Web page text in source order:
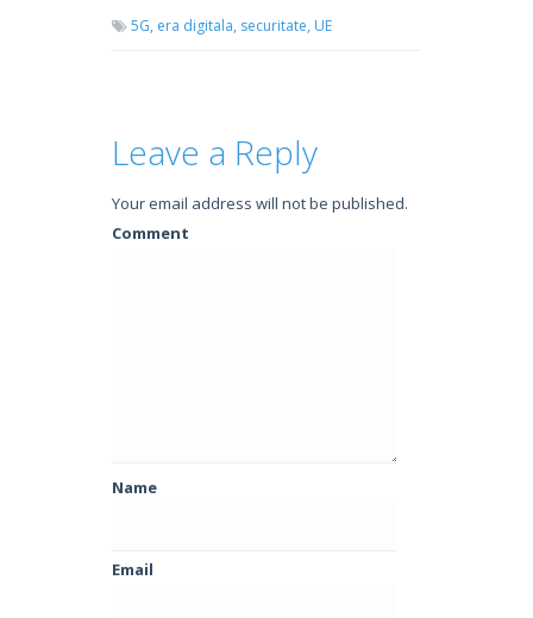
5G, era digitala, securitate, UE
Leave a Reply
Your email address will not be published.
Comment
Name
Email